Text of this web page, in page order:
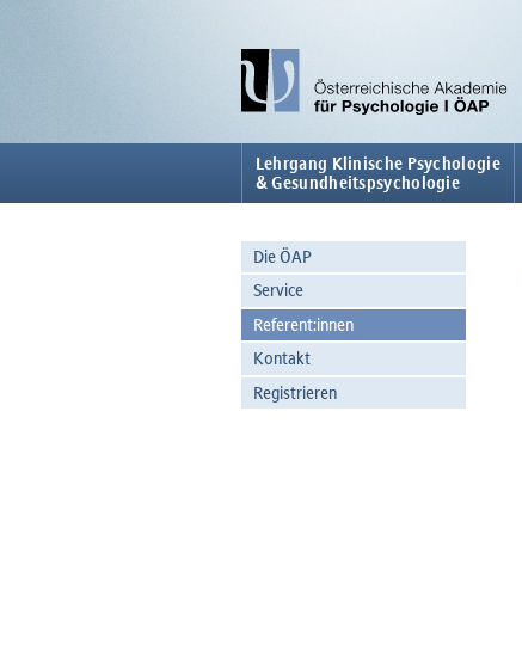
Lehrgang Klinische Psychologie
& Gesundheitspsychologie
Die ÖAP
Service
Referent:innen
Kontakt
Registrieren